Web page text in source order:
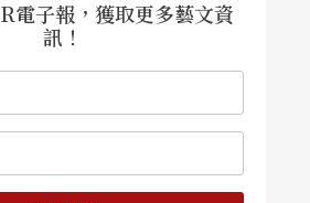
電子報，獲取更多藝文資
訊！